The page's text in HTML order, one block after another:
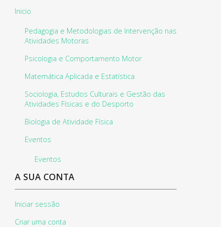
Inicio
Pedagogia e Metodologias de Intervenção nas
Atividades Motoras
Psicologia e Comportamento Motor
Matemática Aplicada e Estatística
Sociologia, Estudos Culturais e Gestão das
Atividades Físicas e do Desporto
Biologia de Atividade Física
Eventos
Eventos
A SUA CONTA
Iniciar sessão
Criar uma conta